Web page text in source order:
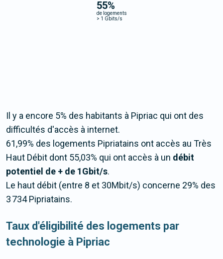
55%
de logements
> 1 Gbits/s
Il y a encore 5% des habitants à Pipriac qui ont des
difficultés d'accès à internet.
61,99% des logements Pipriatains ont accès au Très
Haut Débit dont 55,03% qui ont accès à un débit
potentiel de + de 1Gbit/s.
Le haut débit (entre 8 et 30Mbit/s) concerne 29% des
3 734 Pipriatains.
Taux d'éligibilité des logements par
technologie à Pipriac